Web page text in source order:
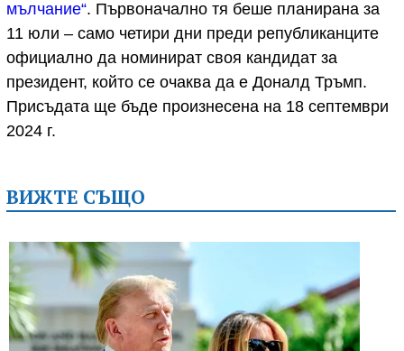
мълчание“. Първоначално тя беше планирана за
11 юли – само четири дни преди републиканците
официално да номинират своя кандидат за
президент, който се очаква да е Доналд Тръмп.
Присъдата ще бъде произнесена на 18 септември
2024 г.
ВИЖТЕ СЪЩО